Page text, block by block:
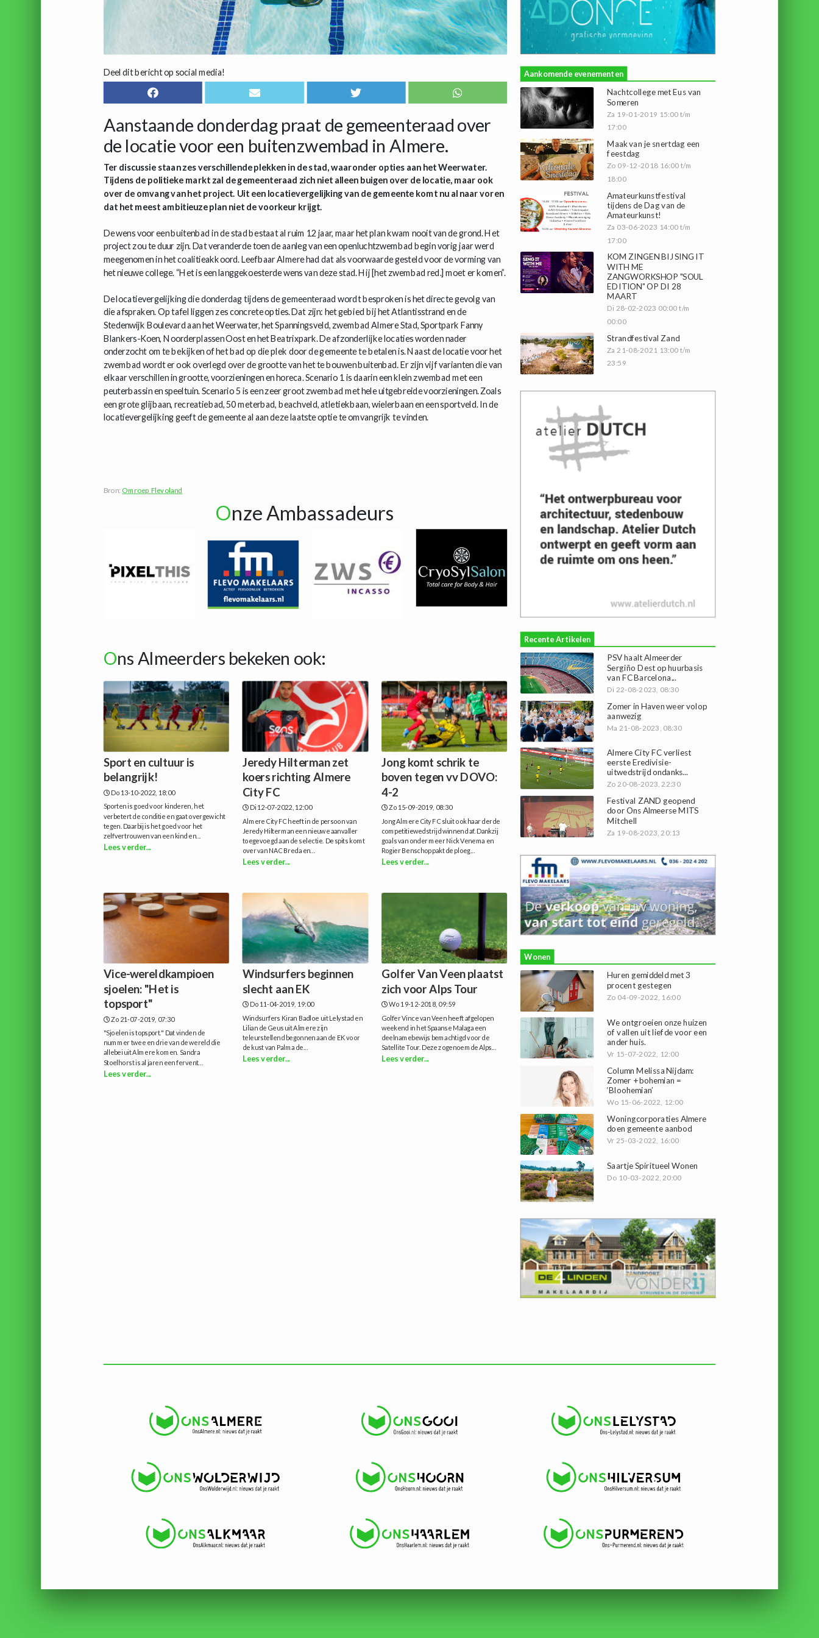
Deel dit bericht op social media!
Aanstaande donderdag praat de gemeenteraad over
de locatie voor een buitenzwembad in Almere.
Ter discussie staan zes verschillende plekken in de stad, waaronder opties aan het Weerwater.
Tijdens de politieke markt zal de gemeenteraad zich niet alleen buigen over de locatie, maar ook
over de omvang van het project. Uit een locatievergelijking van de gemeente komt nu al naar voren
dat het meest ambitieuze plan niet de voorkeur krijgt.
De wens voor een buitenbad in de stad bestaat al ruim 12 jaar, maar het plan kwam nooit van de grond. Het
project zou te duur zijn. Dat veranderde toen de aanleg van een openluchtzwembad begin vorig jaar werd
meegenomen in het coalitieakkoord. Leefbaar Almere had dat als voorwaarde gesteld voor de vorming van
het nieuwe college. “Het is een langgekoesterde wens van deze stad. Hij [het zwembad red.] moet er komen”.
De locatievergelijking die donderdag tijdens de gemeenteraad wordt besproken is het directe gevolg van
die afspraken. Op tafel liggen zes concrete opties. Dat zijn: het gebied bij het Atlantisstrand en de
Stedenwijk Boulevard aan het Weerwater, het Spanningsveld, zwembad Almere Stad, Sportpark Fanny
Blankers-Koen, Noorderplassen Oost en het Beatrixpark. De afzonderlijke locaties worden nader
onderzocht om te bekijken of het bad op die plek door de gemeente te betalen is. Naast de locatie voor het
zwembad wordt er ook overlegd over de grootte van het te bouwen buitenbad. Er zijn vijf varianten die van
elkaar verschillen in grootte, voorzieningen en horeca. Scenario 1 is daarin een klein zwembad met een
peuterbassin en speeltuin. Scenario 5 is een zeer groot zwembad met hele uitgebreide voorzieningen. Zoals
een grote glijbaan, recreatiebad, 50 meterbad, beachveld, atletiekbaan, wielerbaan en een sportveld. In de
locatievergelijking geeft de gemeente al aan deze laatste optie te omvangrijk te vinden.
Bron: Omroep Flevoland
Onze Ambassadeurs
Ons Almeerders bekeken ook:
Sport en cultuur is
belangrijk!
Do 13-10-2022, 18:00
Sporten is goed voor kinderen, het
verbetert de conditie en gaat overgewicht
tegen. Daarbij is het goed voor het
zelfvertrouwen van een kind en...
Lees verder...
Jeredy Hilterman zet
koers richting Almere
City FC
Di 12-07-2022, 12:00
Almere City FC heeft in de persoon van
Jeredy Hilterman een nieuwe aanvaller
toegevoegd aan de selectie. De spits komt
over van NAC Breda en...
Lees verder...
Jong komt schrik te
boven tegen vv DOVO:
4-2
Zo 15-09-2019, 08:30
Jong Almere City FC sluit ook haar derde
competitiewedstrijd winnend af. Dankzij
goals van onder meer Nick Venema en
Rogier Benschop pakt de ploeg...
Lees verder...
Vice-wereldkampioen
sjoelen: "Het is
topsport"
Zo 21-07-2019, 07:30
"Sjoelen is topsport." Dat vinden de
nummer twee en drie van de wereld die
allebei uit Almere komen. Sandra
Stoelhorst is al jaren een fervent...
Lees verder...
Windsurfers beginnen
slecht aan EK
Do 11-04-2019, 19:00
Windsurfers Kiran Badloe uit Lelystad en
Lilian de Geus uit Almere zijn
teleurstellend begonnen aan de EK voor
de kust van Palma de...
Lees verder...
Golfer Van Veen plaatst
zich voor Alps Tour
Wo 19-12-2018, 09:59
Golfer Vince van Veen heeft afgelopen
weekend in het Spaanse Malaga een
deelnamebewijs bemachtigd voor de
Satellite Tour. Deze zogenoemde Alps...
Lees verder...
Aankomende evenementen
Nachtcollege met Eus van
Someren
Za 19-01-2019 15:00 t/m
17:00
Maak van je snertdag een
feestdag
Zo 09-12-2018 16:00 t/m
18:00
Amateurkunstfestival
tijdens de Dag van de
Amateurkunst!
Za 03-06-2023 14:00 t/m
17:00
KOM ZINGEN BIJ SING IT
WITH ME
ZANGWORKSHOP "SOUL
EDITION" OP DI 28
MAART
Di 28-02-2023 00:00 t/m
00:00
Strandfestival Zand
Za 21-08-2021 13:00 t/m
23:59
Recente Artikelen
PSV haalt Almeerder
Sergiño Dest op huurbasis
van FC Barcelona...
Di 22-08-2023, 08:30
Zomer in Haven weer volop
aanwezig
Ma 21-08-2023, 08:30
Almere City FC verliest
eerste Eredivisie-
uitwedstrijd ondanks...
Zo 20-08-2023, 22:30
Festival ZAND geopend
door Ons Almeerse MITS
Mitchell
Za 19-08-2023, 20:13
Wonen
Huren gemiddeld met 3
procent gestegen
Zo 04-09-2022, 16:00
We ontgroeien onze huizen
of vallen uit liefde voor een
ander huis.
Vr 15-07-2022, 12:00
Column Melissa Nijdam:
Zomer + bohemian =
‘Bloohemian’
Wo 15-06-2022, 12:00
Woningcorporaties Almere
doen gemeente aanbod
Vr 25-03-2022, 16:00
Saartje Spiritueel Wonen
Do 10-03-2022, 20:00